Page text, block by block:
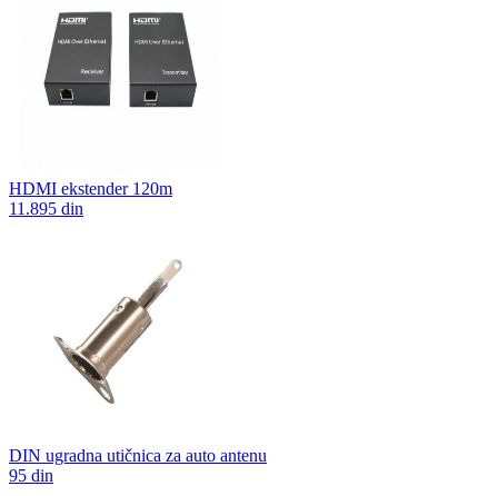
HDMI ekstender 120m
11.895 din
DIN ugradna utičnica za auto antenu
95 din